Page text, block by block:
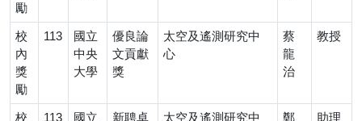
勵
校
內
獎
勵
113
國立
中央
大學
優良論
文貢獻
獎
太空及遙測研究中
心
蔡
龍
治
教授
校
113
國立
新聘卓
太空及遙測研究中
鄭
助理